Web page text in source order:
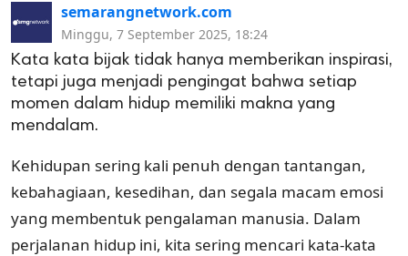
semarangnetwork.com
Minggu, 7 September 2025, 18:24
Kata kata bijak tidak hanya memberikan inspirasi,
tetapi juga menjadi pengingat bahwa setiap
momen dalam hidup memiliki makna yang
mendalam.
Kehidupan sering kali penuh dengan tantangan,
kebahagiaan, kesedihan, dan segala macam emosi
yang membentuk pengalaman manusia. Dalam
perjalanan hidup ini, kita sering mencari kata-kata